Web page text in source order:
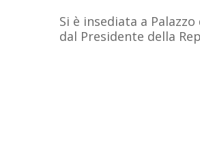
Si è insediata a
dal Presidente della